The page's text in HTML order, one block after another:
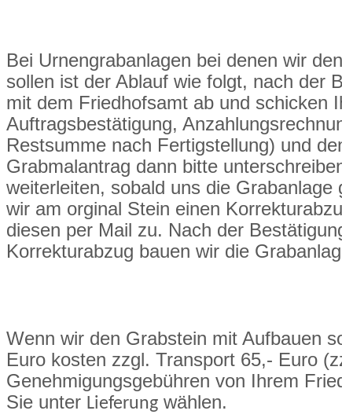
Bei Urnengrabanlagen bei denen wir
sollen ist der Ablauf wie folgt, nach der
mit dem Friedhofsamt ab und schicken
Auftragsbestätigung,
Restsumme nach Fertigstellung) und
Grabmalantrag dann bitte
weiterleiten, sobald uns die Grabanlage
wir am orginal Stein einen
diesen per Mail zu. Nach der
Korrekturabzug bauen wir die
Wenn wir den Grabstein mit Aufbauen
Euro kosten zzgl. Transport 65,- Euro
Genehmigungsgebühren von Ihrem
Sie unter Lieferung wählen.